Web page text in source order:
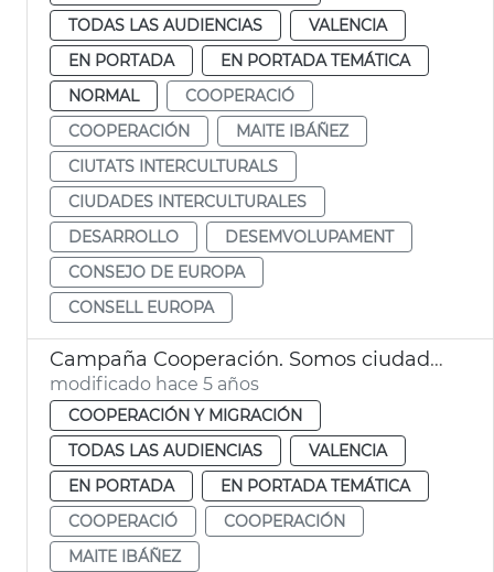
TODAS LAS AUDIENCIAS
VALENCIA
EN PORTADA
EN PORTADA TEMÁTICA
NORMAL
COOPERACIÓ
COOPERACIÓN
MAITE IBÁÑEZ
CIUTATS INTERCULTURALS
CIUDADES INTERCULTURALES
DESARROLLO
DESEMVOLUPAMENT
CONSEJO DE EUROPA
CONSELL EUROPA
Campaña Cooperación. Somos ciudadanía de categoría
modificado hace 5 años
COOPERACIÓN Y MIGRACIÓN
TODAS LAS AUDIENCIAS
VALENCIA
EN PORTADA
EN PORTADA TEMÁTICA
COOPERACIÓ
COOPERACIÓN
MAITE IBÁÑEZ